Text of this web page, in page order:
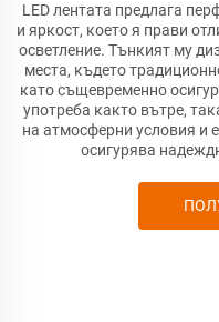
LED лентата предлага
и яркост, което я прави
осветление. Тънкият му
места, където
като същевременно
употреба както вътре,
на атмосферни условия и
осигурява